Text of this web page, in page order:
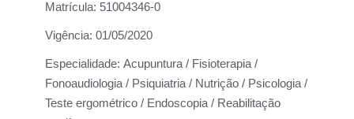
Matrícula: 51004346-0
Vigência: 01/05/2020
Especialidade: Acupuntura / Fisioterapia /
Fonoaudiologia / Psiquiatria / Nutrição / Psicologia /
Teste ergométrico / Endoscopia / Reabilitação